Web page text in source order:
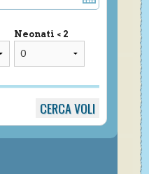
Neonati < 2